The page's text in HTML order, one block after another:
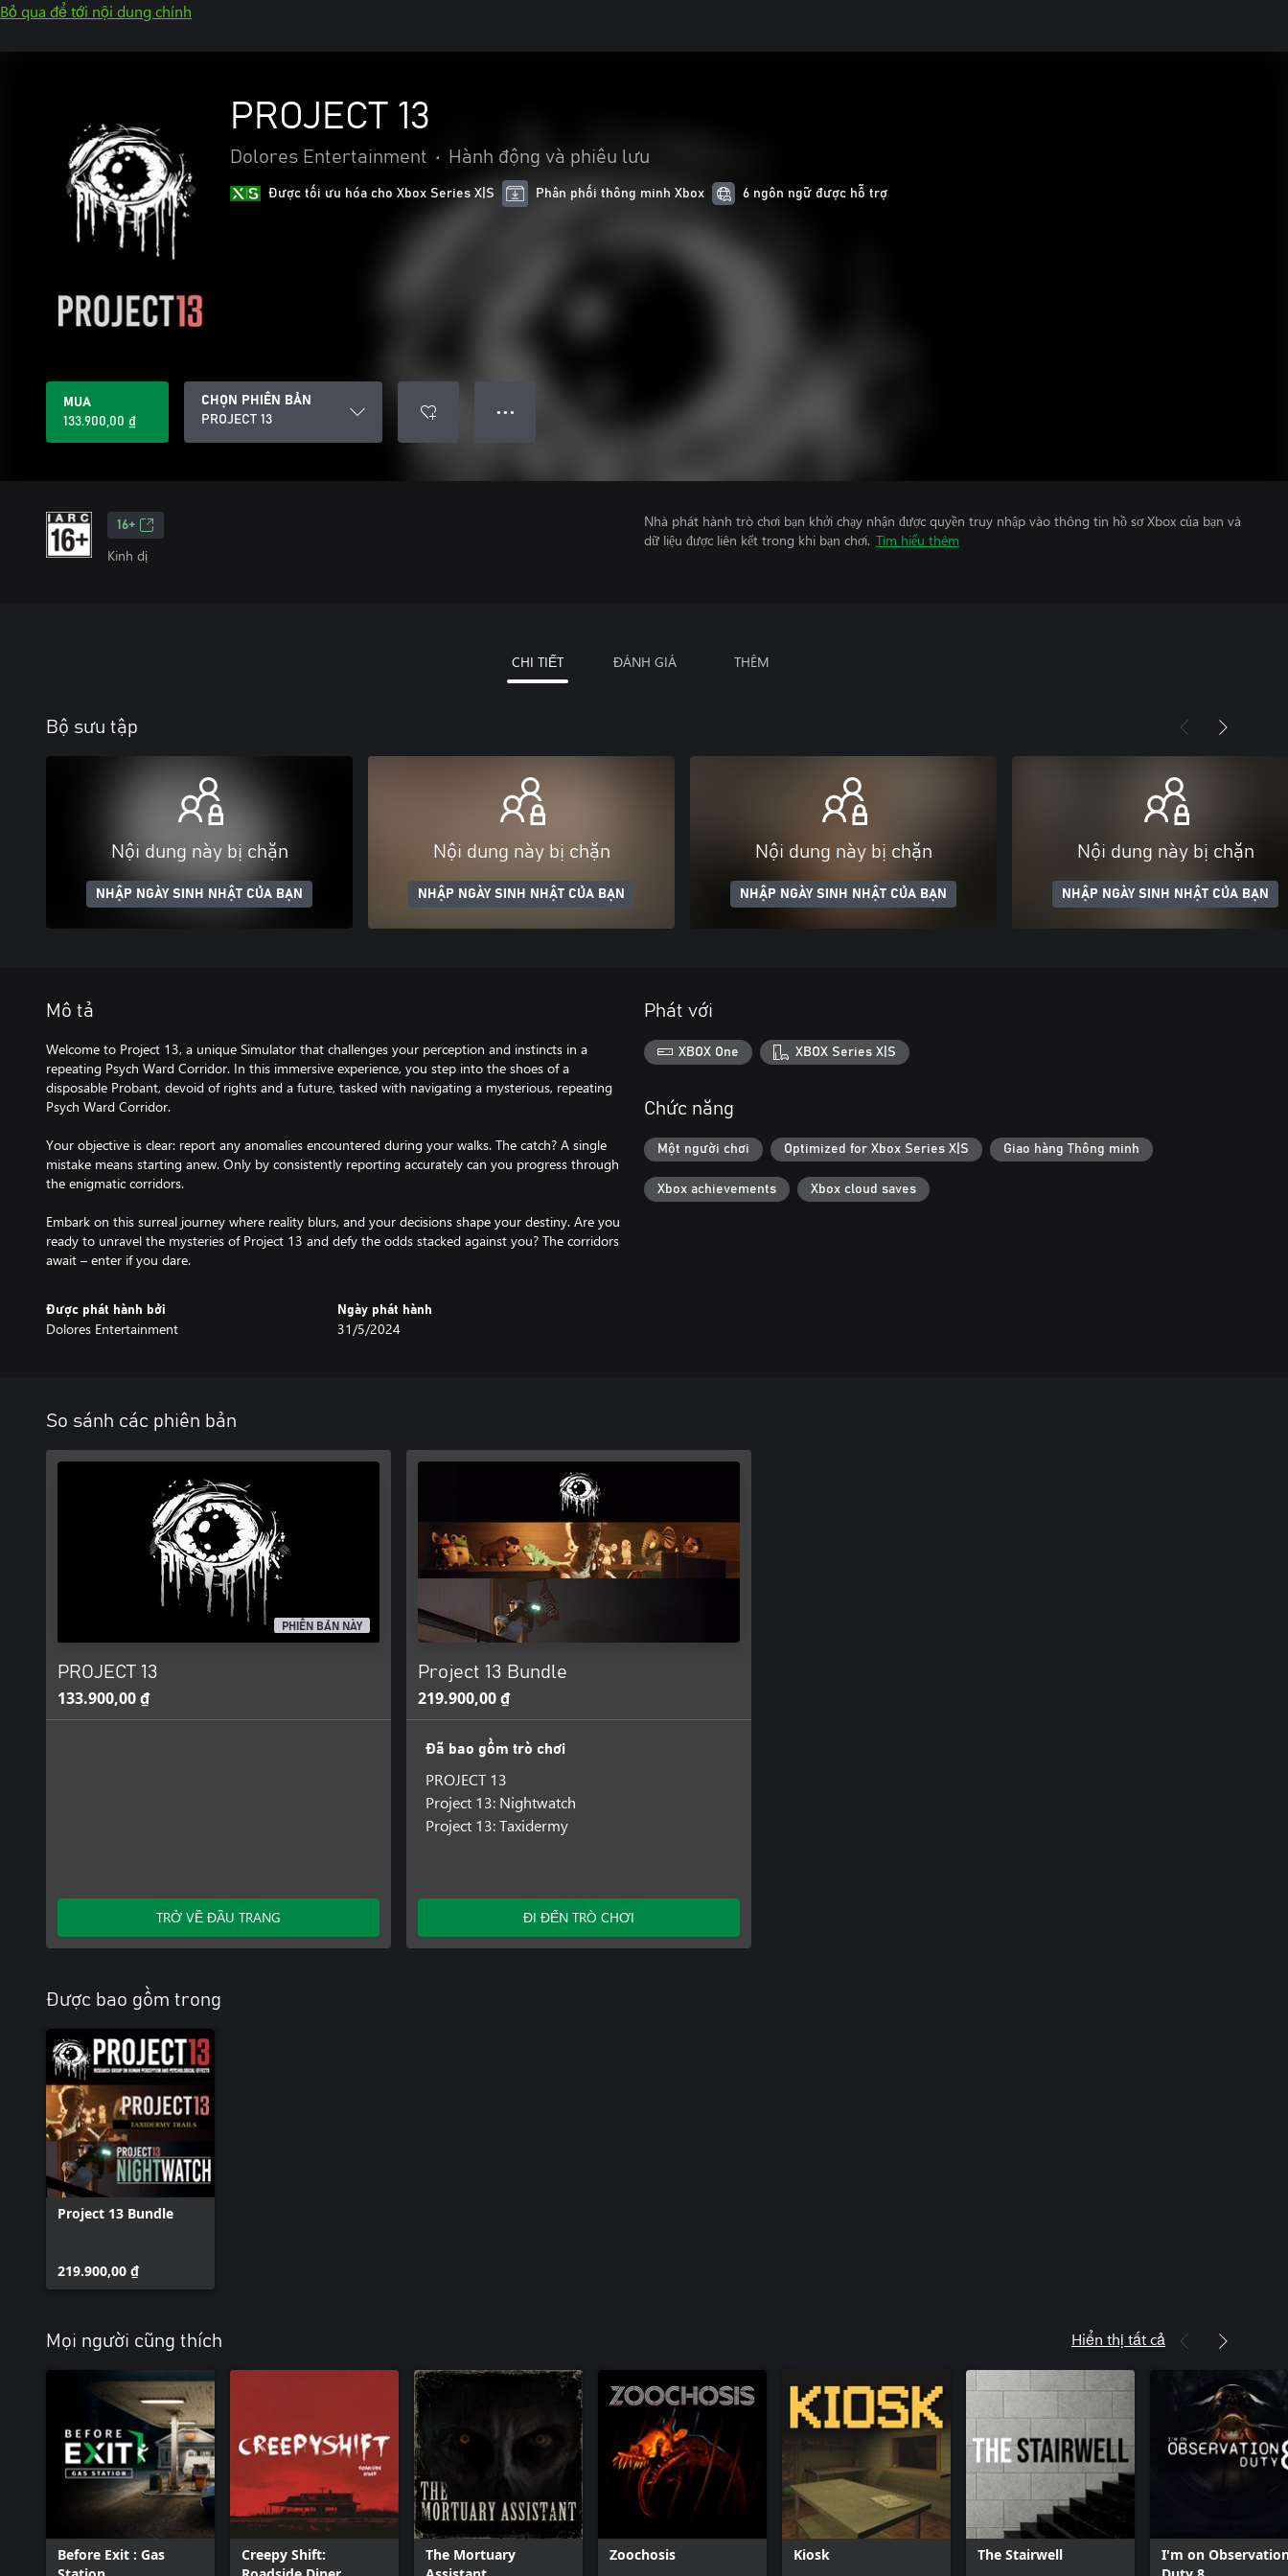
Bỏ qua để tới nội dung chính
PROJECT 13
Dolores Entertainment • Hành động và phiêu lưu
Được tối ưu hóa cho Xbox Series X|S Phân phối thông minh Xbox 6 ngôn ngữ được hỗ trợ
MUA
133.900,00 ₫
CHỌN PHIÊN BẢN
PROJECT 13
● ● ●
16+
Kinh dị
Nhà phát hành trò chơi bạn khởi chạy nhận được quyền truy nhập vào thông tin hồ sơ Xbox của bạn và
dữ liệu được liên kết trong khi bạn chơi. Tìm hiểu thêm
CHI TIẾT ĐÁNH GIÁ THÊM
Bộ sưu tập
Nội dung này bị chặn
NHẬP NGÀY SINH NHẬT CỦA BẠN
Nội dung này bị chặn
NHẬP NGÀY SINH NHẬT CỦA BẠN
Nội dung này bị chặn
NHẬP NGÀY SINH NHẬT CỦA BẠN
Nội dung này bị chặn
NHẬP NGÀY SINH NHẬT CỦA BẠN
Mô tả
Welcome to Project 13, a unique Simulator that challenges your perception and instincts in a
repeating Psych Ward Corridor. In this immersive experience, you step into the shoes of a
disposable Probant, devoid of rights and a future, tasked with navigating a mysterious, repeating
Psych Ward Corridor.
Your objective is clear: report any anomalies encountered during your walks. The catch? A single
mistake means starting anew. Only by consistently reporting accurately can you progress through
the enigmatic corridors.
Embark on this surreal journey where reality blurs, and your decisions shape your destiny. Are you
ready to unravel the mysteries of Project 13 and defy the odds stacked against you? The corridors
await – enter if you dare.
Được phát hành bởi
Dolores Entertainment
Ngày phát hành
31/5/2024
Phát với
XBOX One XBOX Series X|S
Chức năng
Một người chơi Optimized for Xbox Series X|S Giao hàng Thông minh
Xbox achievements Xbox cloud saves
So sánh các phiên bản
PHIÊN BẢN NÀY
PROJECT 13
133.900,00 ₫
TRỞ VỀ ĐẦU TRANG
Project 13 Bundle
219.900,00 ₫
Đã bao gồm trò chơi
PROJECT 13
Project 13: Nightwatch
Project 13: Taxidermy
ĐI ĐẾN TRÒ CHƠI
Được bao gồm trong
Project 13 Bundle
219.900,00 ₫
Mọi người cũng thích Hiển thị tất cả
Before Exit : Gas
Creepy Shift:
The Mortuary
Zoochosis Kiosk The Stairwell
I'm on